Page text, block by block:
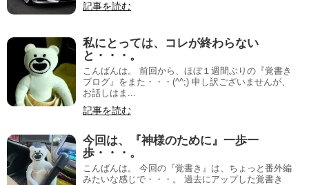
記事を読む
私にとっては、コレが終わらない
と・・・。
こんばんは。 前回から、ほぼ１週間ぶりの『覚書き
ブログ』をまた・・・(^^;) 申し訳ございませんが、
お話しはま...
記事を読む
今回は、『神様のために』一歩一
歩・・・。
こんばんは。 今回の『覚書き』は、ちょっと番外編
みたいな感じで・・・。 過去にアップした覚書き